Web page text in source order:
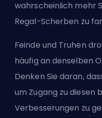
wahrscheinlich mehr
Regal-Scherben zu
Feinde und Truhen
häufig an denselben
Denken Sie daran,
um Zugang zu diesen
Verbesserungen zu